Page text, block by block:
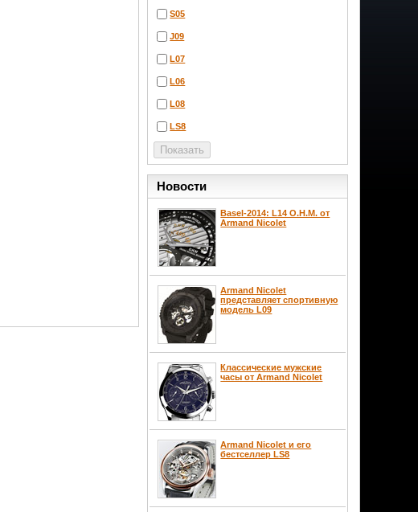
S05
J09
L07
L06
L08
LS8
Новости
Basel-2014: L14 O.H.M. от
Armand Nicolet
Armand Nicolet
представляет спортивную
модель L09
Классические мужские
часы от Armand Nicolet
Armand Nicolet и его
бестселлер LS8